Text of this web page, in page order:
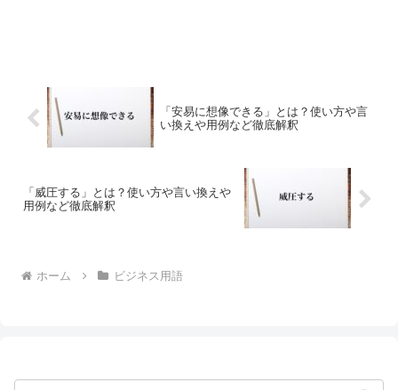
「安易に想像できる」とは？使い方や言
い換えや用例など徹底解釈
「威圧する」とは？使い方や言い換えや
用例など徹底解釈
ホーム ビジネス用語